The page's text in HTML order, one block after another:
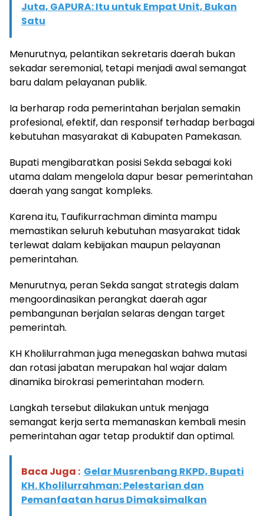
Juta, GAPURA: Itu untuk Empat Unit, Bukan
Satu
Menurutnya, pelantikan sekretaris daerah bukan
sekadar seremonial, tetapi menjadi awal semangat
baru dalam pelayanan publik.
Ia berharap roda pemerintahan berjalan semakin
profesional, efektif, dan responsif terhadap berbagai
kebutuhan masyarakat di Kabupaten Pamekasan.
Bupati mengibaratkan posisi Sekda sebagai koki
utama dalam mengelola dapur besar pemerintahan
daerah yang sangat kompleks.
Karena itu, Taufikurrachman diminta mampu
memastikan seluruh kebutuhan masyarakat tidak
terlewat dalam kebijakan maupun pelayanan
pemerintahan.
Menurutnya, peran Sekda sangat strategis dalam
mengoordinasikan perangkat daerah agar
pembangunan berjalan selaras dengan target
pemerintah.
KH Kholilurrahman juga menegaskan bahwa mutasi
dan rotasi jabatan merupakan hal wajar dalam
dinamika birokrasi pemerintahan modern.
Langkah tersebut dilakukan untuk menjaga
semangat kerja serta memanaskan kembali mesin
pemerintahan agar tetap produktif dan optimal.
Baca Juga : Gelar Musrenbang RKPD, Bupati
KH. Kholilurrahman: Pelestarian dan
Pemanfaatan harus Dimaksimalkan